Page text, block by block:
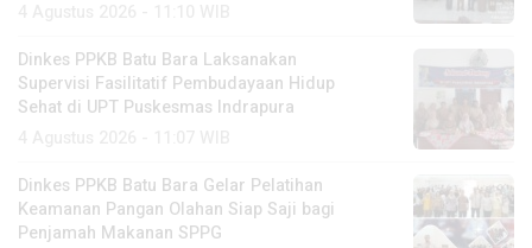
Dinkes PPKB Batu Bara Laksanakan
Supervisi Fasilitatif Pembudayaan Hidup
Sehat di UPT Puskesmas Indrapura
Dinkes PPKB Batu Bara Gelar Pelatihan
Keamanan Pangan Olahan Siap Saji bagi
Penjamah Makanan SPPG